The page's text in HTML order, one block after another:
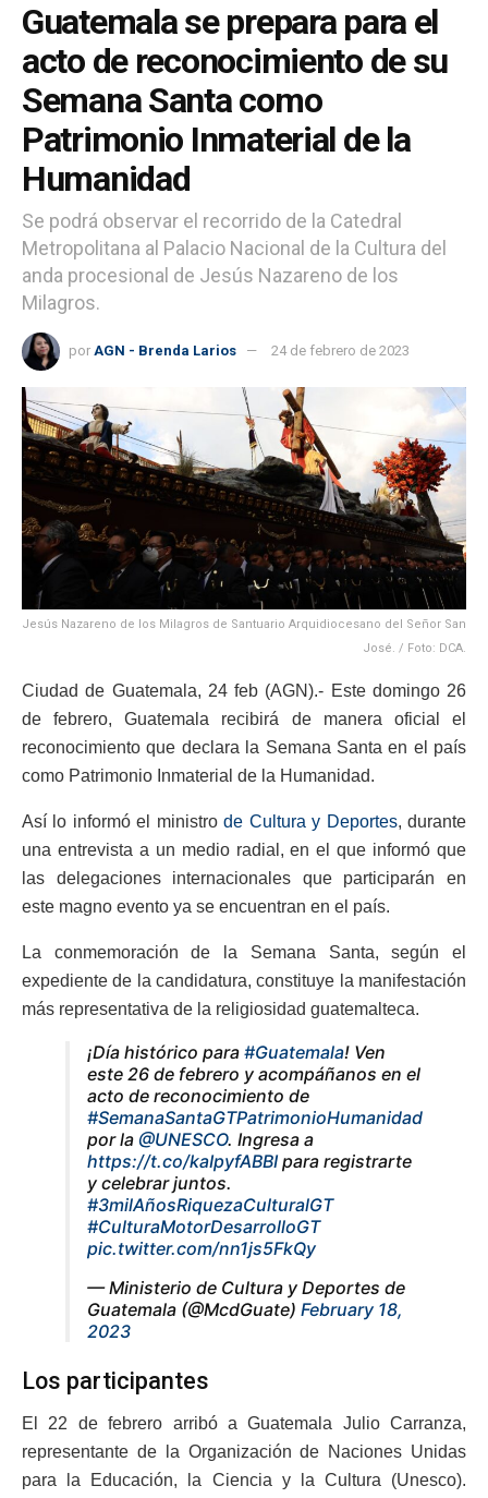
Guatemala se prepara para el
acto de reconocimiento de su
Semana Santa como
Patrimonio Inmaterial de la
Humanidad
Se podrá observar el recorrido de la Catedral
Metropolitana al Palacio Nacional de la Cultura del
anda procesional de Jesús Nazareno de los
Milagros.
por AGN - Brenda Larios 24 de febrero de 2023
Jesús Nazareno de los Milagros de Santuario Arquidiocesano del Señor San
José. / Foto: DCA.
Ciudad de Guatemala, 24 feb (AGN).- Este domingo 26
de febrero, Guatemala recibirá de manera oficial el
reconocimiento que declara la Semana Santa en el país
como Patrimonio Inmaterial de la Humanidad.
Así lo informó el ministrode Cultura y Deportes, durante
una entrevista a un medio radial, en el que informó que
las delegaciones internacionales que participarán en
este magno evento ya se encuentran en el país.
La conmemoración de la Semana Santa, según el
expediente de la candidatura, constituye la manifestación
más representativa de la religiosidad guatemalteca.
¡Día histórico para #Guatemala! Ven
este 26 de febrero y acompáñanos en el
acto de reconocimiento de
#SemanaSantaGTPatrimonioHumanidad
por la @UNESCO. Ingresa a
https://t.co/kaIpyfABBIpara registrarte
y celebrar juntos.
#3milAñosRiquezaCulturalGT
#CulturaMotorDesarrolloGT
pic.twitter.com/nn1js5FkQy
— Ministerio de Cultura y Deportes de
Guatemala (@McdGuate) February 18,
2023
Los participantes
El 22 de febrero arribó a Guatemala Julio Carranza,
representante de la Organización de Naciones Unidas
para la Educación, la Ciencia y la Cultura (Unesco).